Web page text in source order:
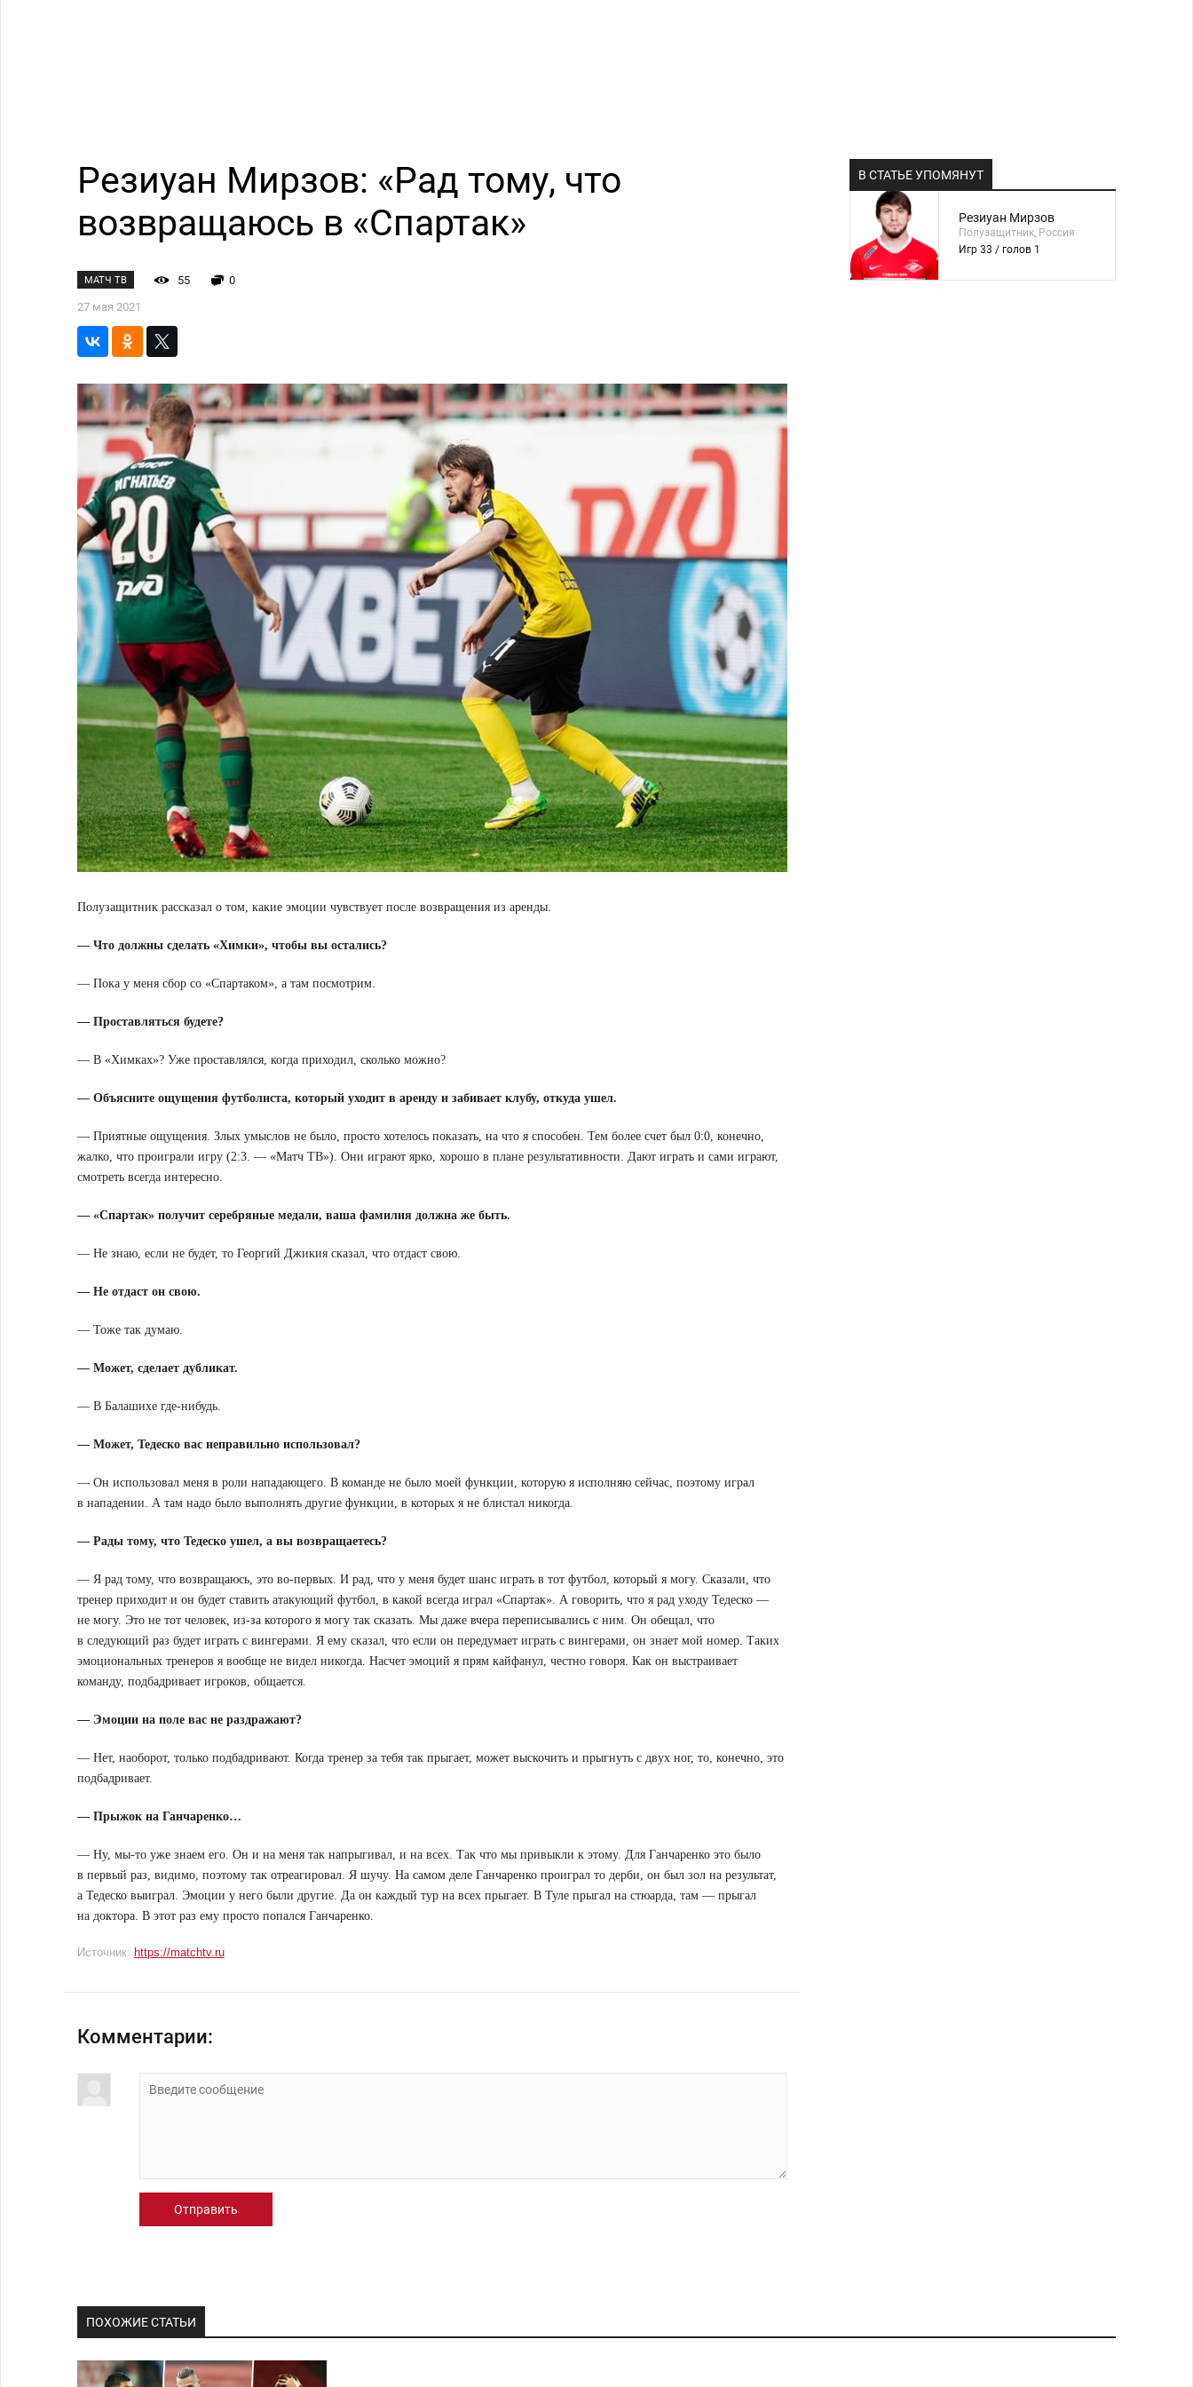
Резиуан Мирзов: «Рад тому, что
возвращаюсь в «Спартак»
МАТЧ ТВ 55
0
27 мая 2021
Полузащитник рассказал о том, какие эмоции чувствует после возвращения из аренды.
— Что должны сделать «Химки», чтобы вы остались?
— Пока у меня сбор со «Спартаком», а там посмотрим.
— Проставляться будете?
— В «Химках»? Уже проставлялся, когда приходил, сколько можно?
— Объясните ощущения футболиста, который уходит в аренду и забивает клубу, откуда ушел.
— Приятные ощущения. Злых умыслов не было, просто хотелось показать, на что я способен. Тем более счет был 0:0, конечно,
жалко, что проиграли игру (2:3. — «Матч ТВ»). Они играют ярко, хорошо в плане результативности. Дают играть и сами играют,
смотреть всегда интересно.
— «Спартак» получит серебряные медали, ваша фамилия должна же быть.
— Не знаю, если не будет, то Георгий Джикия сказал, что отдаст свою.
— Не отдаст он свою.
— Тоже так думаю.
— Может, сделает дубликат.
— В Балашихе где-нибудь.
— Может, Тедеско вас неправильно использовал?
— Он использовал меня в роли нападающего. В команде не было моей функции, которую я исполняю сейчас, поэтому играл
в нападении. А там надо было выполнять другие функции, в которых я не блистал никогда.
— Рады тому, что Тедеско ушел, а вы возвращаетесь?
— Я рад тому, что возвращаюсь, это во-первых. И рад, что у меня будет шанс играть в тот футбол, который я могу. Сказали, что
тренер приходит и он будет ставить атакующий футбол, в какой всегда играл «Спартак». А говорить, что я рад уходу Тедеско —
не могу. Это не тот человек, из-за которого я могу так сказать. Мы даже вчера переписывались с ним. Он обещал, что
в следующий раз будет играть с вингерами. Я ему сказал, что если он передумает играть с вингерами, он знает мой номер. Таких
эмоциональных тренеров я вообще не видел никогда. Насчет эмоций я прям кайфанул, честно говоря. Как он выстраивает
команду, подбадривает игроков, общается.
— Эмоции на поле вас не раздражают?
— Нет, наоборот, только подбадривают. Когда тренер за тебя так прыгает, может выскочить и прыгнуть с двух ног, то, конечно, это
подбадривает.
— Прыжок на Ганчаренко…
— Ну, мы-то уже знаем его. Он и на меня так напрыгивал, и на всех. Так что мы привыкли к этому. Для Ганчаренко это было
в первый раз, видимо, поэтому так отреагировал. Я шучу. На самом деле Ганчаренко проиграл то дерби, он был зол на результат,
а Тедеско выиграл. Эмоции у него были другие. Да он каждый тур на всех прыгает. В Туле прыгал на стюарда, там — прыгал
на доктора. В этот раз ему просто попался Ганчаренко.
Источник: https://matchtv.ru
Комментарии:
Отправить
В СТАТЬЕ УПОМЯНУТ
Резиуан Мирзов
Полузащитник, Россия
Игр 33 / голов 1
ПОХОЖИЕ СТАТЬИ